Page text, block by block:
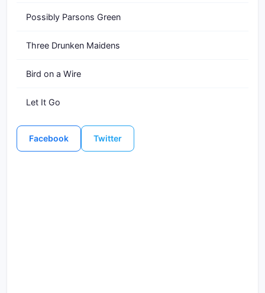
Possibly Parsons Green
Three Drunken Maidens
Bird on a Wire
Let It Go
Facebook Twitter